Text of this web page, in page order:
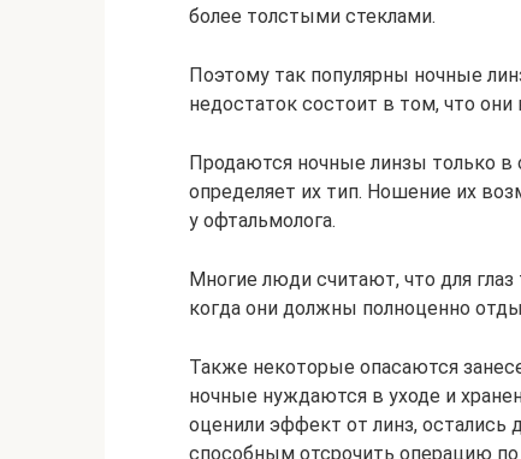
более толстыми стеклами.
Поэтому так популярны ночные
недостаток состоит в том, что
Продаются ночные линзы только в
определяет их тип. Ношение их
у офтальмолога.
Многие люди считают, что для
когда они должны полноценно
Также некоторые опасаются
ночные нуждаются в уходе и
оценили эффект от линз, остались
способным отсрочить операцию